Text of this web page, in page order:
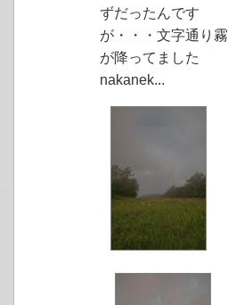
ずだったんです
が・・・文字通り霧
が降ってました
nakanek...